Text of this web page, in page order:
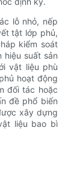
lỗ nhỏ, nếp
tật lớp phủ,
kiểm soát
hiệu suất sản
vật liệu phù
hoạt động
đối tác hoặc
đề phổ biến
xây dựng
liệu bao bì